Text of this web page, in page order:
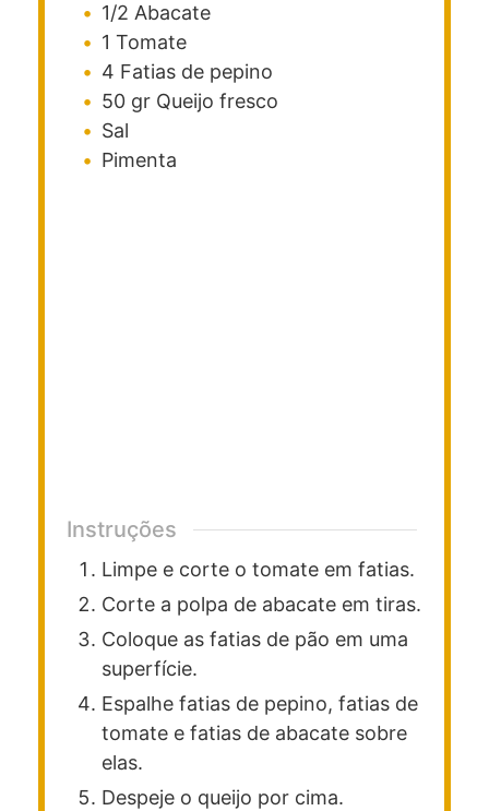
1/2 Abacate
1 Tomate
4 Fatias de pepino
50 gr Queijo fresco
Sal
Pimenta
Instruções
Limpe e corte o tomate em fatias.
Corte a polpa de abacate em tiras.
Coloque as fatias de pão em uma
superfície.
Espalhe fatias de pepino, fatias de
tomate e fatias de abacate sobre
elas.
Despeje o queijo por cima.